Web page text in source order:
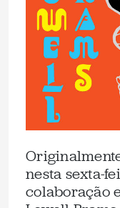
nesta sexta-
colaboração